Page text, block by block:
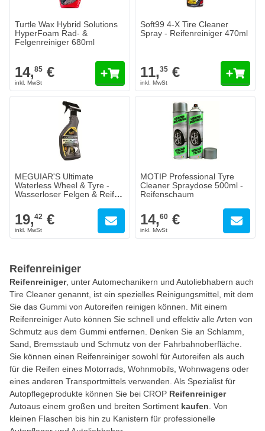
Turtle Wax Hybrid Solutions
HyperFoam Rad- &
Felgenreiniger 680ml
14,85 €
Soft99 4-X Tire Cleaner
Spray - Reifenreiniger 470ml
11,35 €
MEGUIAR'S Ultimate
Waterless Wheel & Tyre -
Wasserloser Felgen & Reifen
19,42 €
MOTIP Professional Tyre
Cleaner Spraydose 500ml -
Reifenschaum
14,60 €
Reifenreiniger
Reifenreiniger, unter Automechanikern und Autoliebhabern auch
Tire Cleaner genannt, ist ein spezielles Reinigungsmittel, mit dem
Sie das Gummi von Autoreifen reinigen können. Mit einem
Reifenreiniger Auto können Sie schnell und effektiv alle Arten von
Schmutz aus dem Gummi entfernen. Denken Sie an Schlamm,
Sand, Bremsstaub und Schmutz von der Fahrbahnoberfläche.
Sie können einen Reifenreiniger sowohl für Autoreifen als auch
für die Reifen eines Motorrads, Wohnmobils, Wohnwagens oder
eines anderen Transportmittels verwenden. Als Spezialist für
Autopflegeprodukte können Sie bei CROP Reifenreiniger
Autoaus einem großen und breiten Sortiment kaufen . Von
kleinen Flaschen bis hin zu Kanistern für professionelle